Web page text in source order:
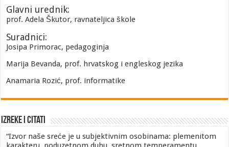
Glavni urednik:
prof. Adela Škutor, ravnateljica škole
Suradnici:
Josipa Primorac, pedagoginja
Marija Bevanda, prof. hrvatskog i engleskog jezika
Anamaria Rozić, prof. informatike
Izreke i Citati
“Izvor naše sreće je u subjektivnim osobinama: plemenitom